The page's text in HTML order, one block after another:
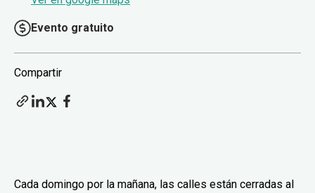
Evento gratuito
Compartir
Cada domingo por la mañana, las calles están cerradas al